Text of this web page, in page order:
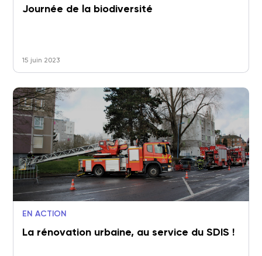
Journée de la biodiversité
15 juin 2023
EN ACTION
La rénovation urbaine, au service du SDIS !